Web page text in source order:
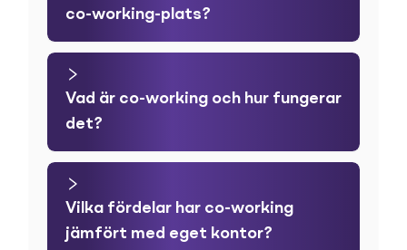
co-working-plats?
Vad är co-working och hur fungerar
det?
Vilka fördelar har co-working
jämfört med eget kontor?